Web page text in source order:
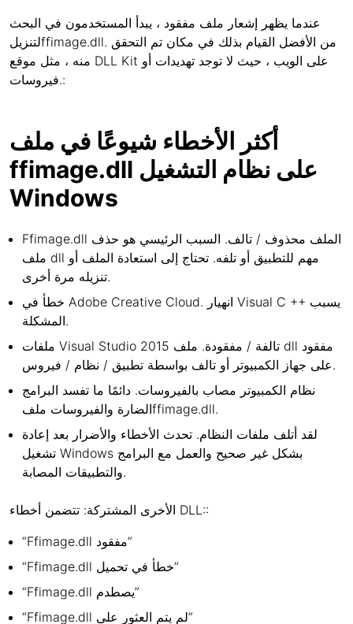
عندما يظهر إشعار ملف مفقود ، يبدأ المستخدمون في البحث
لتنزيلffimage.dll. من الأفضل القيام بذلك في مكان تم التحقق
منه ، مثل موقع DLL Kit على الويب ، حيث لا توجد تهديدات أو
فيروسات.:
أكثر الأخطاء شيوعًا في ملف
ffimage.dll على نظام التشغيل
Windows
Ffimage.dll الملف محذوف / تالف. السبب الرئيسي هو حذف
ملف dll مهم للتطبيق أو تلفه. تحتاج إلى استعادة الملف أو
تنزيله مرة أخرى.
خطأ في Adobe Creative Cloud. انهيار Visual C ++ يسبب
المشكلة.
ملفات Visual Studio 2015 تالفة / مفقودة. ملف dll مفقود
على جهاز الكمبيوتر أو تالف بواسطة تطبيق / نظام / فيروس.
نظام الكمبيوتر مصاب بالفيروسات. دائمًا ما تفسد البرامج
الضارة والفيروسات ملفffimage.dll.
لقد أتلف ملفات النظام. تحدث الأخطاء والأضرار بعد إعادة
تشغيل Windows بشكل غير صحيح والعمل مع البرامج
والتطبيقات المصابة.
الأخرى المشتركة: تتضمن أخطاء DLL::
“Ffimage.dll مفقود”
“Ffimage.dll خطأ في تحميل”
“Ffimage.dll يصطدم”
“Ffimage.dll لم يتم العثور على”